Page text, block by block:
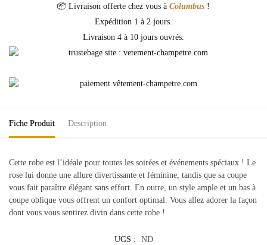
📦 Livraison offerte chez vous à Columbus !
Expédition 1 à 2 jours.
Livraison 4 à 10 jours ouvrés.
Fiche Produit Description
Cette robe est l’idéale pour toutes les soirées et événements spéciaux ! Le
rose lui donne une allure divertissante et féminine, tandis que sa coupe
vous fait paraître élégant sans effort. En outre, un style ample et un bas à
coupe oblique vous offrent un confort optimal. Vous allez adorer la façon
dont vous vous sentirez divin dans cette robe !
UGS :
ND